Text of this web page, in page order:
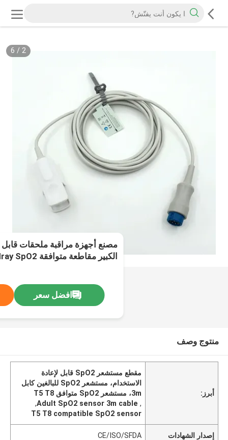
2
/
6
مصنع أجهزة مراقبة ملحقات قابل
افضل سعر
منتوج وصف
أبرز:
مقطع مستشعر SpO2 قابل لإعادة
الاستخدام، مستشعر SpO2 للبالغين كابل
3m، مستشعر SpO2 متوافق T5 T8
,
Adult SpO2 sensor 3m cable
,
T5 T8 compatible SpO2 sensor
إصدار الشهادات CE/ISO/SFDA